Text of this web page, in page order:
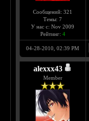
Сообщений: 321
Темы: 7
У нас с: Nov 2009
Рейтинг: 4
04-28-2010, 02:39 PM
alexxx43
Member